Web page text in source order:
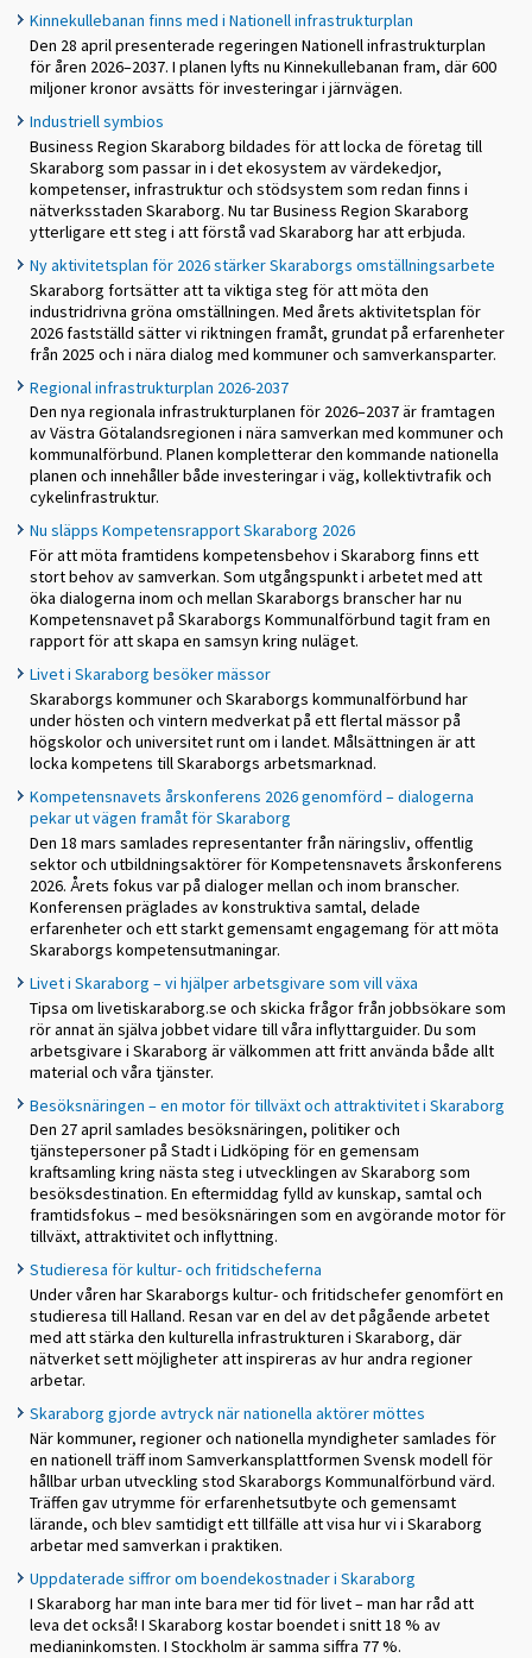
Kinnekullebanan finns med i Nationell infrastrukturplan
Den 28 april presenterade regeringen Nationell infrastrukturplan
för åren 2026–2037. I planen lyfts nu Kinnekullebanan fram, där 600
miljoner kronor avsätts för investeringar i järnvägen.
Industriell symbios
Business Region Skaraborg bildades för att locka de företag till
Skaraborg som passar in i det ekosystem av värdekedjor,
kompetenser, infrastruktur och stödsystem som redan finns i
nätverksstaden Skaraborg. Nu tar Business Region Skaraborg
ytterligare ett steg i att förstå vad Skaraborg har att erbjuda.
Ny aktivitetsplan för 2026 stärker Skaraborgs omställningsarbete
Skaraborg fortsätter att ta viktiga steg för att möta den
industridrivna gröna omställningen. Med årets aktivitetsplan för
2026 fastställd sätter vi riktningen framåt, grundat på erfarenheter
från 2025 och i nära dialog med kommuner och samverkansparter.
Regional infrastrukturplan 2026-2037
Den nya regionala infrastrukturplanen för 2026–2037 är framtagen
av Västra Götalandsregionen i nära samverkan med kommuner och
kommunalförbund. Planen kompletterar den kommande nationella
planen och innehåller både investeringar i väg, kollektivtrafik och
cykelinfrastruktur.
Nu släpps Kompetensrapport Skaraborg 2026
För att möta framtidens kompetensbehov i Skaraborg finns ett
stort behov av samverkan. Som utgångspunkt i arbetet med att
öka dialogerna inom och mellan Skaraborgs branscher har nu
Kompetensnavet på Skaraborgs Kommunalförbund tagit fram en
rapport för att skapa en samsyn kring nuläget.
Livet i Skaraborg besöker mässor
Skaraborgs kommuner och Skaraborgs kommunalförbund har
under hösten och vintern medverkat på ett flertal mässor på
högskolor och universitet runt om i landet. Målsättningen är att
locka kompetens till Skaraborgs arbetsmarknad.
Kompetensnavets årskonferens 2026 genomförd – dialogerna
pekar ut vägen framåt för Skaraborg
Den 18 mars samlades representanter från näringsliv, offentlig
sektor och utbildningsaktörer för Kompetensnavets årskonferens
2026. Årets fokus var på dialoger mellan och inom branscher.
Konferensen präglades av konstruktiva samtal, delade
erfarenheter och ett starkt gemensamt engagemang för att möta
Skaraborgs kompetensutmaningar.
Livet i Skaraborg – vi hjälper arbetsgivare som vill växa
Tipsa om livetiskaraborg.se och skicka frågor från jobbsökare som
rör annat än själva jobbet vidare till våra inflyttarguider. Du som
arbetsgivare i Skaraborg är välkommen att fritt använda både allt
material och våra tjänster.
Besöksnäringen – en motor för tillväxt och attraktivitet i Skaraborg
Den 27 april samlades besöksnäringen, politiker och
tjänstepersoner på Stadt i Lidköping för en gemensam
kraftsamling kring nästa steg i utvecklingen av Skaraborg som
besöksdestination. En eftermiddag fylld av kunskap, samtal och
framtidsfokus – med besöksnäringen som en avgörande motor för
tillväxt, attraktivitet och inflyttning.
Studieresa för kultur- och fritidscheferna
Under våren har Skaraborgs kultur- och fritidschefer genomfört en
studieresa till Halland. Resan var en del av det pågående arbetet
med att stärka den kulturella infrastrukturen i Skaraborg, där
nätverket sett möjligheter att inspireras av hur andra regioner
arbetar.
Skaraborg gjorde avtryck när nationella aktörer möttes
När kommuner, regioner och nationella myndigheter samlades för
en nationell träff inom Samverkansplattformen Svensk modell för
hållbar urban utveckling stod Skaraborgs Kommunalförbund värd.
Träffen gav utrymme för erfarenhetsutbyte och gemensamt
lärande, och blev samtidigt ett tillfälle att visa hur vi i Skaraborg
arbetar med samverkan i praktiken.
Uppdaterade siffror om boendekostnader i Skaraborg
I Skaraborg har man inte bara mer tid för livet – man har råd att
leva det också! I Skaraborg kostar boendet i snitt 18 % av
medianinkomsten. I Stockholm är samma siffra 77 %.